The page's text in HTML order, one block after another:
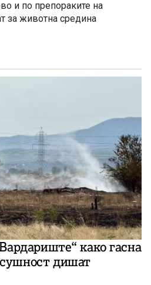
и по препораките на
за животна средина
како гасна
дишат